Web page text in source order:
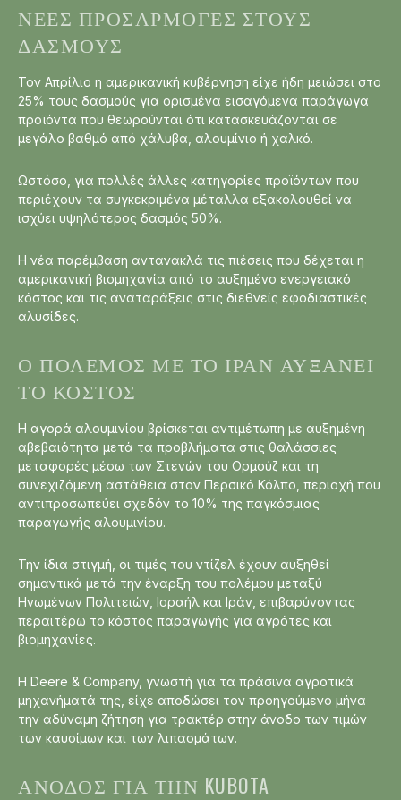
ΝΈΕΣ ΠΡΟΣΑΡΜΟΓΈΣ ΣΤΟΥΣ
ΔΑΣΜΟΎΣ
Τον Απρίλιο η αμερικανική κυβέρνηση είχε ήδη μειώσει στο
25% τους δασμούς για ορισμένα εισαγόμενα παράγωγα
προϊόντα που θεωρούνται ότι κατασκευάζονται σε
μεγάλο βαθμό από χάλυβα, αλουμίνιο ή χαλκό.
Ωστόσο, για πολλές άλλες κατηγορίες προϊόντων που
περιέχουν τα συγκεκριμένα μέταλλα εξακολουθεί να
ισχύει υψηλότερος δασμός 50%.
Η νέα παρέμβαση αντανακλά τις πιέσεις που δέχεται η
αμερικανική βιομηχανία από το αυξημένο ενεργειακό
κόστος και τις αναταράξεις στις διεθνείς εφοδιαστικές
αλυσίδες.
Ο ΠΌΛΕΜΟΣ ΜΕ ΤΟ ΙΡΆΝ ΑΥΞΆΝΕΙ
ΤΟ ΚΌΣΤΟΣ
Η αγορά αλουμινίου βρίσκεται αντιμέτωπη με αυξημένη
αβεβαιότητα μετά τα προβλήματα στις θαλάσσιες
μεταφορές μέσω των Στενών του Ορμούζ και τη
συνεχιζόμενη αστάθεια στον Περσικό Κόλπο, περιοχή που
αντιπροσωπεύει σχεδόν το 10% της παγκόσμιας
παραγωγής αλουμινίου.
Την ίδια στιγμή, οι τιμές του ντίζελ έχουν αυξηθεί
σημαντικά μετά την έναρξη του πολέμου μεταξύ
Ηνωμένων Πολιτειών, Ισραήλ και Ιράν, επιβαρύνοντας
περαιτέρω το κόστος παραγωγής για αγρότες και
βιομηχανίες.
Η Deere & Company, γνωστή για τα πράσινα αγροτικά
μηχανήματά της, είχε αποδώσει τον προηγούμενο μήνα
την αδύναμη ζήτηση για τρακτέρ στην άνοδο των τιμών
των καυσίμων και των λιπασμάτων.
ΆΝΟΔΟΣ ΓΙΑ ΤΗΝ KUBOTA